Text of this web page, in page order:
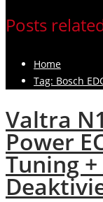
Posts
Home
Tag: Bosch
Valtra
Power
Tuning